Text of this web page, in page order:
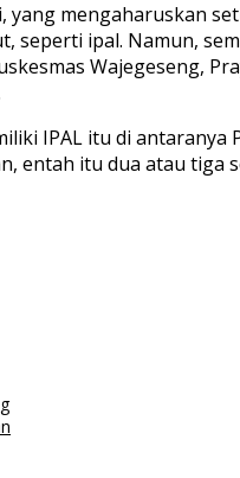
mengaharuskan
seperti ipal. Namun,
Wajegeseng,
IPAL itu di
entah itu dua atau tiga